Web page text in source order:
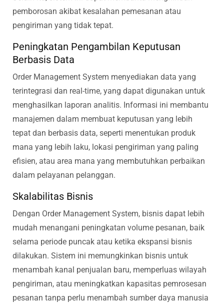
pemborosan akibat kesalahan pemesanan atau
pengiriman yang tidak tepat.
Peningkatan Pengambilan Keputusan
Berbasis Data
Order Management System menyediakan data yang
terintegrasi dan real-time, yang dapat digunakan untuk
menghasilkan laporan analitis. Informasi ini membantu
manajemen dalam membuat keputusan yang lebih
tepat dan berbasis data, seperti menentukan produk
mana yang lebih laku, lokasi pengiriman yang paling
efisien, atau area mana yang membutuhkan perbaikan
dalam pelayanan pelanggan.
Skalabilitas Bisnis
Dengan Order Management System, bisnis dapat lebih
mudah menangani peningkatan volume pesanan, baik
selama periode puncak atau ketika ekspansi bisnis
dilakukan. Sistem ini memungkinkan bisnis untuk
menambah kanal penjualan baru, memperluas wilayah
pengiriman, atau meningkatkan kapasitas pemrosesan
pesanan tanpa perlu menambah sumber daya manusia